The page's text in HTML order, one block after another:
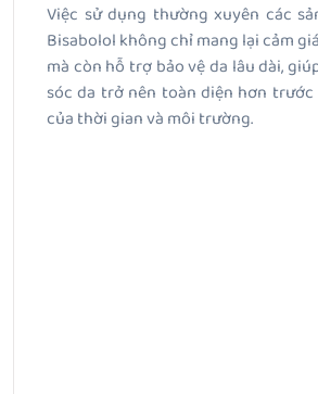
Việc sử dụng thường xuyên các
Bisabolol không chỉ mang lại cảm
mà còn hỗ trợ bảo vệ da lâu dài,
sóc da trở nên toàn diện hơn
của thời gian và môi trường.